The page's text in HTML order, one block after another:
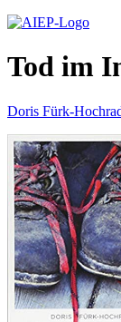
Tod im
Doris Fürk-